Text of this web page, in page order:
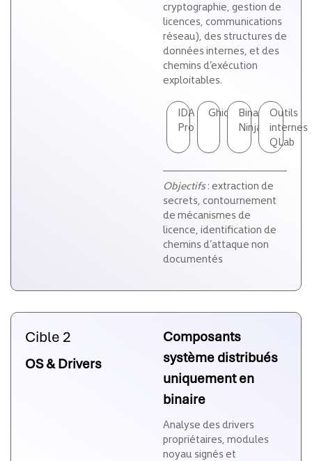
cryptographie, gestion de
licences, communications
réseau), des structures de
données internes, et des
chemins d’exécution
exploitables.
IDA
Pro
Ghidra Binary
Ninja
Outils
internes
QLab
Objectifs: extraction de
secrets, contournement
de mécanismes de
licence, identification de
chemins d’attaque non
documentés
Cible 2
OS & Drivers
Composants
système distribués
uniquement en
binaire
Analyse des drivers
propriétaires, modules
noyau signés et